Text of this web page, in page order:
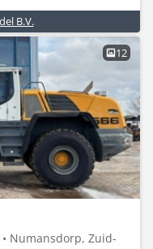
B.V.
12
• Numansdorp, Zuid-